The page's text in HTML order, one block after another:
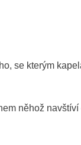
se kterým
něhož